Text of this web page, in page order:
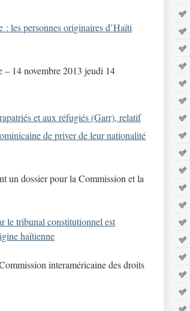
les personnes originaires d’Haïti
– 14 novembre 2013 jeudi 14
et aux réfugiés (Garr), relatif
de priver de leur nationalité
un dossier pour la Commission et la
le tribunal constitutionnel est
haïtienne
interaméricaine des droits